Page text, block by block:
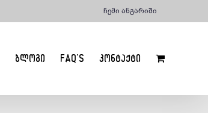
ჩემი ანგარიში
ᲑᲚᲝᲒᲘ FAQ’S ᲙᲝᲜᲢᲐᲥᲢᲘ